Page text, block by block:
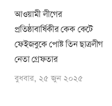
আওয়ামী লীগের
প্রতিষ্ঠাবার্ষিকীর কেক কেটে
ফেইজবুকে পোষ্ট তিন ছাত্রলীগ
নেতা গ্রেফতার
বুধবার, ২৫ জুন ২০২৫